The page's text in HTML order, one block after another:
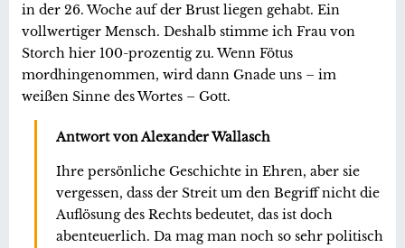
in der 26. Woche auf der Brust liegen gehabt. Ein
vollwertiger Mensch. Deshalb stimme ich Frau von
Storch hier 100-prozentig zu. Wenn Fötus
mordhingenommen, wird dann Gnade uns – im
weißen Sinne des Wortes – Gott.
Antwort von Alexander Wallasch
Ihre persönliche Geschichte in Ehren, aber sie
vergessen, dass der Streit um den Begriff nicht die
Auflösung des Rechts bedeutet, das ist doch
abenteuerlich. Da mag man noch so sehr politisch